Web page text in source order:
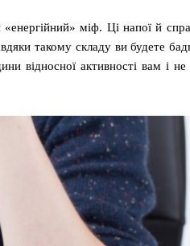
міф. Ці напої й
такому складу ви будете
відносної активності вам і не